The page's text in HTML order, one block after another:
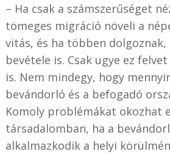
– Ha csak a számszerűséget
tömeges migráció növeli a
vitás, és ha többen
bevétele is. Csak ugye ez
is. Nem mindegy, hogy
bevándorló és a befogadó
Komoly problémákat okozhat
társadalomban, ha a
alkalmazkodik a helyi